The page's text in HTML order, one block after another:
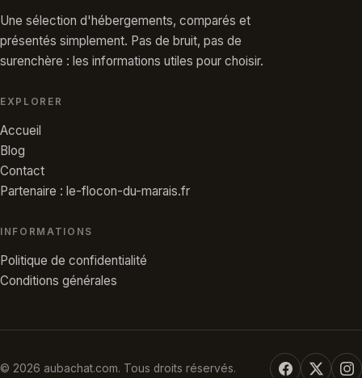
Une sélection d'hébergements, comparés et
présentés simplement. Pas de bruit, pas de
surenchère : les informations utiles pour choisir.
EXPLORER
Accueil
Blog
Contact
Partenaire : le-flocon-du-marais.fr
INFORMATIONS
Politique de confidentialité
Conditions générales
© 2026 aubachat.com. Tous droits réservés.